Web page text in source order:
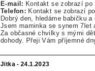
E-mail: Kontakt se zobrazí po
Telefon: Kontakt se zobrazí po
Dobrý den, hledáme babičku
Jsem maminka se synem
Za občasné chvilky s mými
dohody. Přeji Vám příjemné
Jitka - 24.1.2023